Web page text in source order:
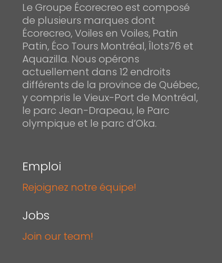
Le Groupe Écorecreo est composé
de plusieurs marques dont
Écorecreo, Voiles en Voiles, Patin
Patin, Éco Tours Montréal, Îlots76 et
Aquazilla. Nous opérons
actuellement dans 12 endroits
différents de la province de Québec,
y compris le Vieux-Port de Montréal,
le parc Jean-Drapeau, le Parc
olympique et le parc d’Oka.
Emploi
Rejoignez notre équipe!
Jobs
Join our team!